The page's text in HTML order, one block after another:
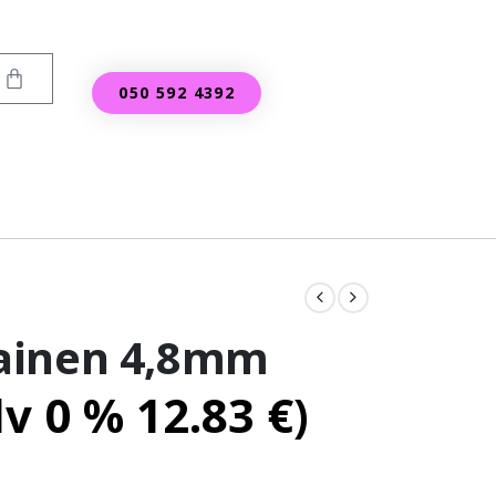
050 592 4392
4,8mm
0 % 12.83 €)